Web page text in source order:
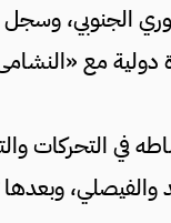
الجنوبي، وسجل
في التحركات
والفيصلي،